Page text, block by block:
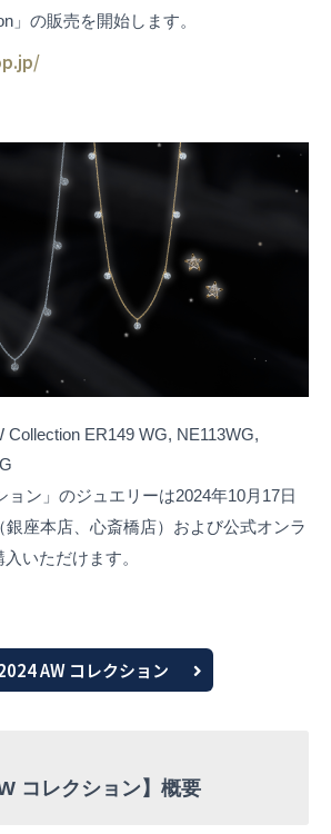
」の販売を開始します。
Collection ER149 WG, NE113WG,
ョン」のジュエリーは2024年10月17日
銀座本店、心斎橋店）および公式オンラ
いただけます。
AW コレクション
コレクション】概要